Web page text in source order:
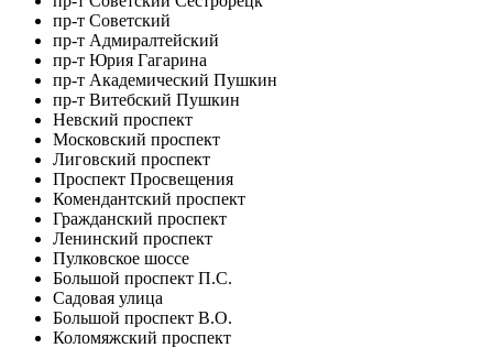
пр-т Советский
пр-т Адмиралтейский
пр-т Юрия Гагарина
пр-т Академический Пушкин
пр-т Витебский Пушкин
Невский проспект
Московский проспект
Лиговский проспект
Проспект Просвещения
Комендантский проспект
Гражданский проспект
Ленинский проспект
Пулковское шоссе
Большой проспект П.С.
Садовая улица
Большой проспект В.О.
Коломяжский проспект